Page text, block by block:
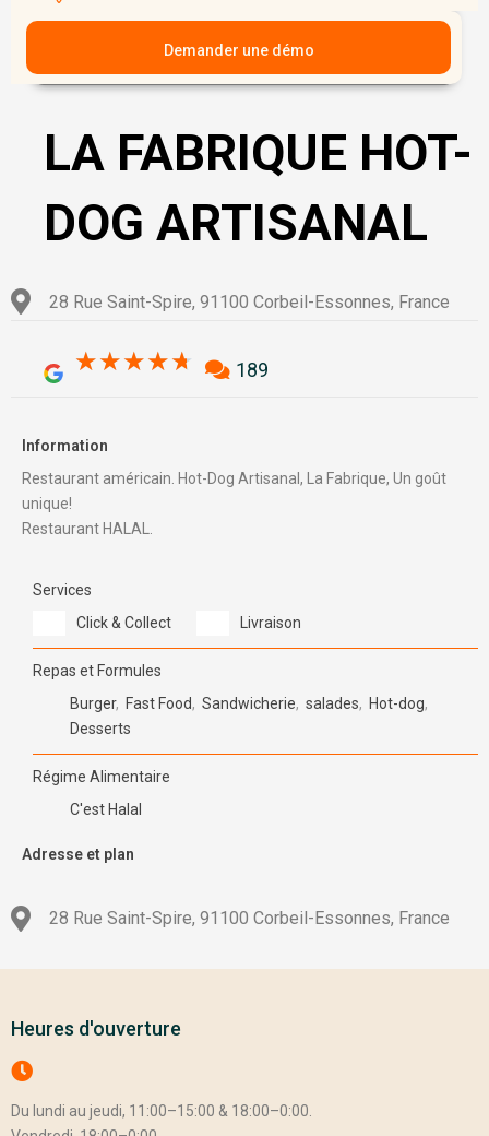
Demander une démo
LA FABRIQUE HOT-
DOG ARTISANAL
28 Rue Saint-Spire, 91100 Corbeil-Essonnes, France
★★★★★ 4.7/5189
Information
Restaurant américain. Hot-Dog Artisanal, La Fabrique, Un goût
unique!
Restaurant HALAL.
Services
Click & Collect
Livraison
Repas et Formules
Burger, Fast Food, Sandwicherie, salades, Hot-dog,
Desserts
Régime Alimentaire
C'est Halal
Adresse et plan
28 Rue Saint-Spire, 91100 Corbeil-Essonnes, France
Heures d'ouverture
Du lundi au jeudi, 11:00–15:00 & 18:00–0:00.